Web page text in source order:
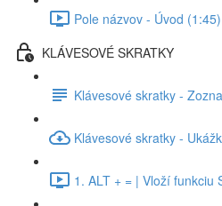
Pole názvov - Úvod (1:45)
KLÁVESOVÉ SKRATKY
Klávesové skratky -
Klávesové skratky -
1. ALT + = | Vloží funkciu